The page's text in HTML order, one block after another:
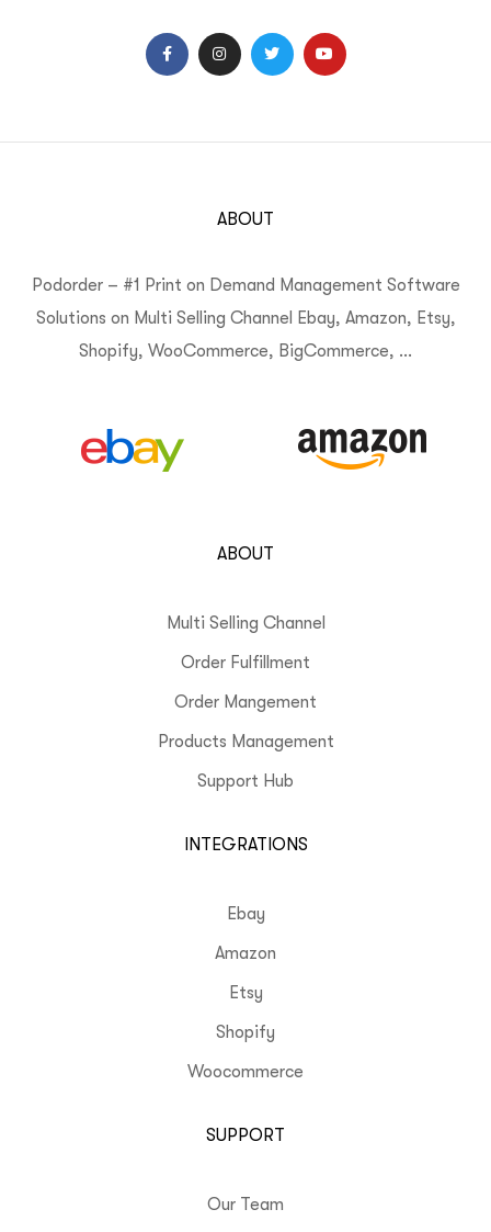
ABOUT
Podorder – #1 Print on Demand Management Software
Solutions on Multi Selling Channel Ebay, Amazon, Etsy,
Shopify, WooCommerce, BigCommerce, …
ABOUT
Multi Selling Channel
Order Fulfillment
Order Mangement
Products Management
Support Hub
INTEGRATIONS
Ebay
Amazon
Etsy
Shopify
Woocommerce
SUPPORT
Our Team